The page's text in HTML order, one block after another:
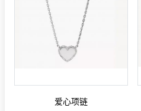
爱心项链